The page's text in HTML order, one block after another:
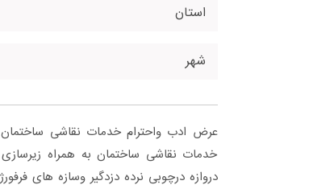
استان
شهر
عرض ادب واحترام خدمات نقاشی
خدمات نقاشی ساختمان به همراه
دروازه درچوبی نرده دزدگیر وسازه های